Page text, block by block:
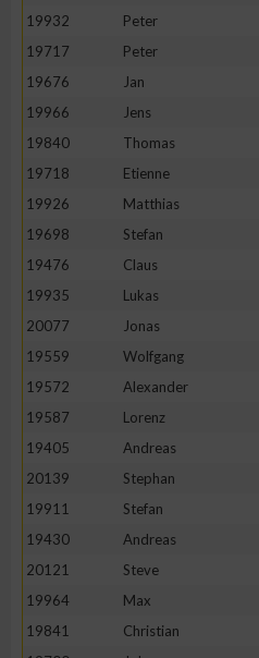
19932
Peter
19717
Peter
19676
Jan
19966
Jens
19840
Thomas
19718
Etienne
19926
Matthias
19698
Stefan
19476
Claus
19935
Lukas
20077
Jonas
19559
Wolfgang
19572
Alexander
19587
Lorenz
19405
Andreas
20139
Stephan
19911
Stefan
19430
Andreas
20121
Steve
19964
Max
19841
Christian
Entwicklung und
IAB-Besonderheiten:
Geräte anhand von aktiv
Nicht-IAB-Verarbeitungszwecke:
Notwendig
Performance
Funktional